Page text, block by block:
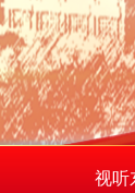
视听